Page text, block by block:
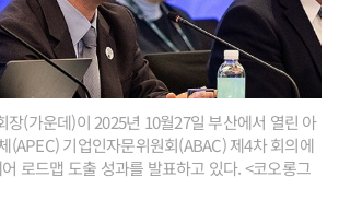
장(가운데)이 2025년 10월27일 부산에서 열린 아
(APEC) 기업인자문위원회(ABAC) 제4차 회의에
로드맵 도출 성과를 발표하고 있다. <코오롱그